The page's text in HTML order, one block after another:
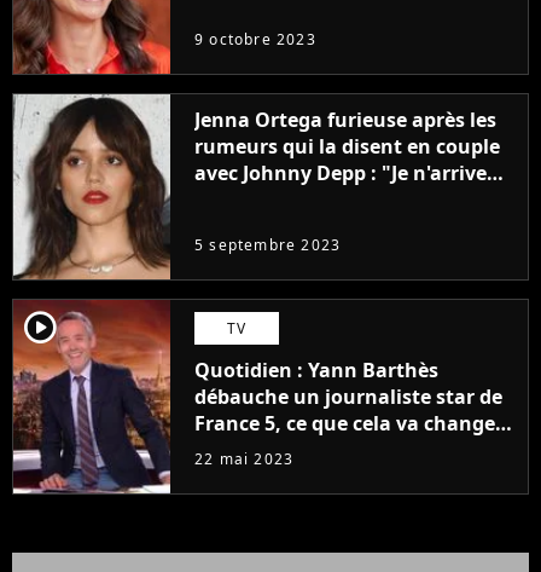
9 octobre 2023
Jenna Ortega furieuse après les
rumeurs qui la disent en couple
avec Johnny Depp : "Je n'arrive
5 septembre 2023
player2 TV
Quotidien : Yann Barthès
débauche un journaliste star de
France 5, ce que cela va changer
à la rentrée
22 mai 2023